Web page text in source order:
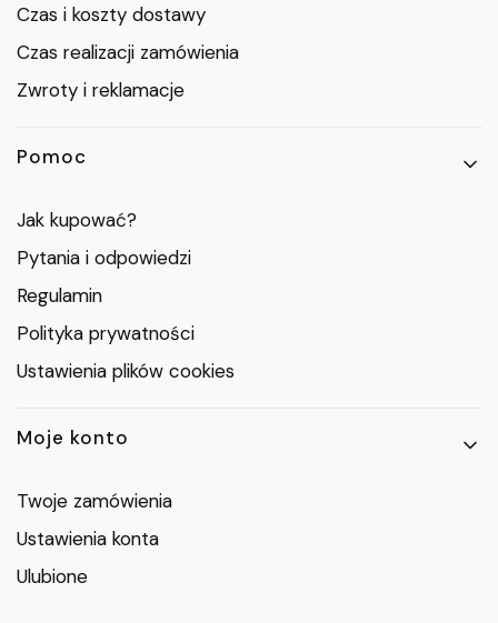
Czas i koszty dostawy
Czas realizacji zamówienia
Zwroty i reklamacje
Pomoc
Jak kupować?
Pytania i odpowiedzi
Regulamin
Polityka prywatności
Ustawienia plików cookies
Moje konto
Twoje zamówienia
Ustawienia konta
Ulubione